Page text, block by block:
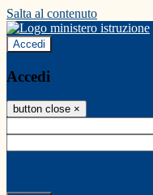
Salta al contenuto
Accedi
Accedi
button close ×